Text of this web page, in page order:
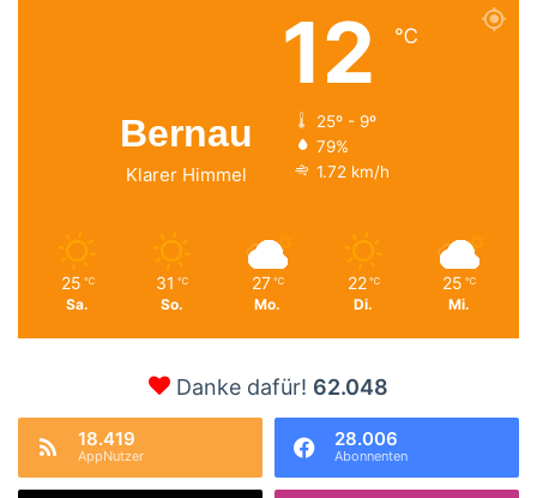
Bernau
Klarer Himmel
12 ℃
25º - 9º
79%
1.72 km/h
25 ℃
Sa.
31 ℃
So.
27 ℃
Mo.
22 ℃
Di.
25 ℃
Mi.
Danke dafür! 62.048
18.419
AppNutzer
28.006
Abonnenten